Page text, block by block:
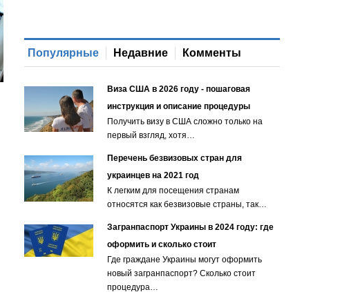
Популярные Недавние Комменты
Виза США в 2026 году - пошаговая
инструкция и описание процедуры
Получить визу в США сложно только на
первый взгляд, хотя…
Перечень безвизовых стран для
украинцев на 2021 год
К легким для посещения странам
относятся как безвизовые страны, так…
Загранпаспорт Украины в 2024 году: где
оформить и сколько стоит
Где граждане Украины могут оформить
новый загранпаспорт? Сколько стоит
процедура…